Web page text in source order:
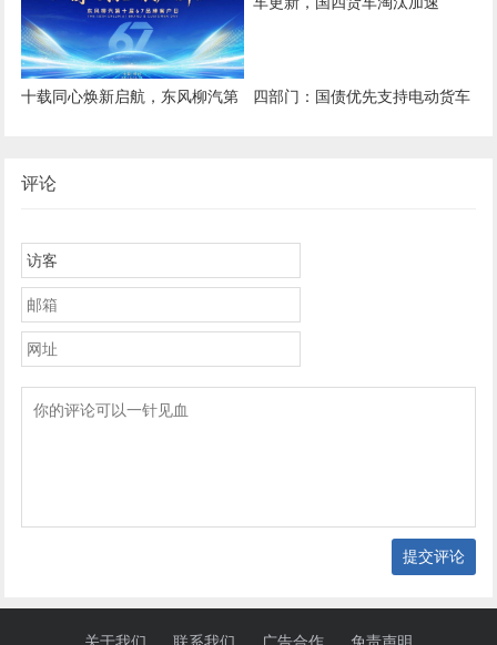
十载同心焕新启航，东风柳汽第
四部门：国债优先支持电动货车
评论
提交评论
关于我们 联系我们 广告合作 免责声明